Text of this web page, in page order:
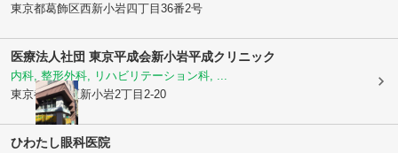
東京都葛飾区西新小岩四丁目36番2号
医療法人社団 東京平成会新小岩平成クリニック
内科, 整形外科, リハビリテーション科, ...
東京都葛飾区新小岩2丁目2-20
ひわたし眼科医院